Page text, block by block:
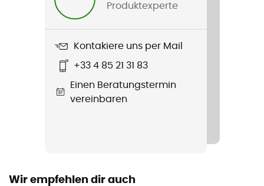
Moonlite Reclining Chair
Produktexperte
Kontakiere uns per Mail
+33 4 85 21 31 83
Einen Beratungstermin
vereinbaren
Wir empfehlen dir auch